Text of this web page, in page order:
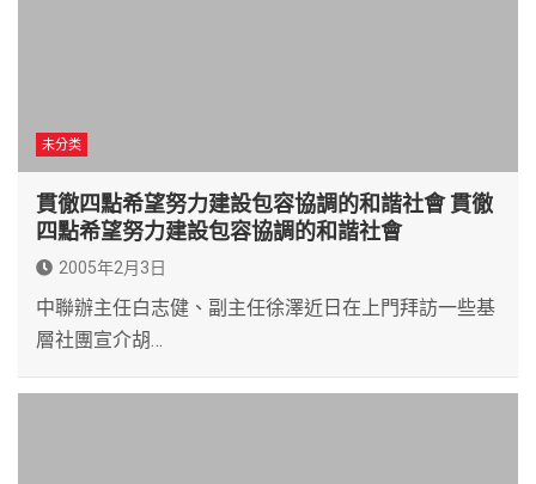
未分类
貫徹四點希望努力建設包容協調的和諧社會 貫徹
四點希望努力建設包容協調的和諧社會
2005年2月3日
中聯辦主任白志健、副主任徐澤近日在上門拜訪一些基
層社團宣介胡…